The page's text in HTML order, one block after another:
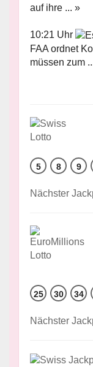
auf ihre ... »
10:21 Uhr
FAA ordnet
müssen zum
5 8 9
Nächster
25 30 34
Nächster